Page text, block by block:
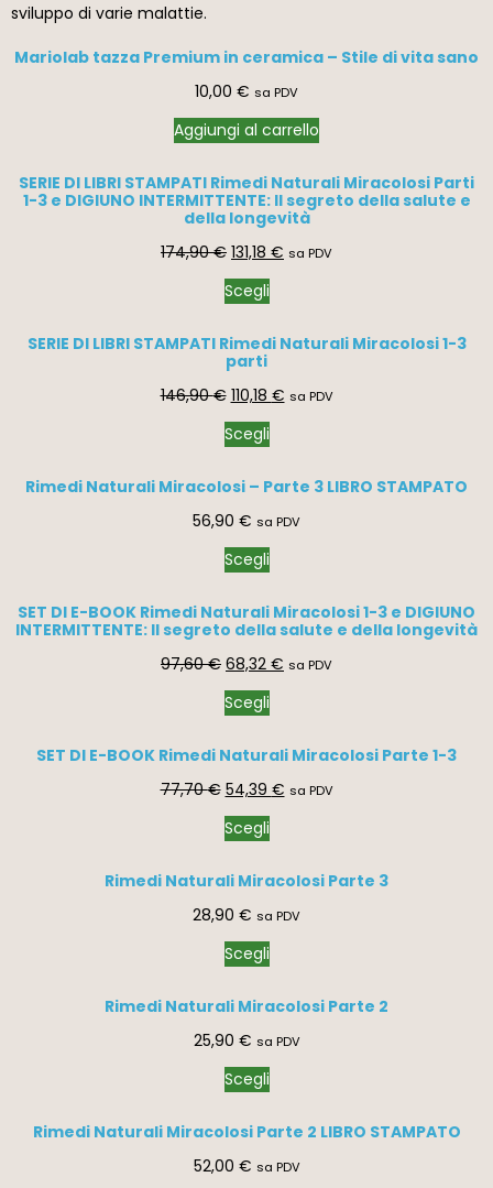
sviluppo di varie malattie.
Mariolab tazza Premium in ceramica – Stile di vita sano
10,00 € sa PDV
Aggiungi al carrello
SERIE DI LIBRI STAMPATI Rimedi Naturali Miracolosi Parti
1-3 e DIGIUNO INTERMITTENTE: Il segreto della salute e
della longevità
174,90€ 131,18 € sa PDV
Scegli
SERIE DI LIBRI STAMPATI Rimedi Naturali Miracolosi 1-3
parti
146,90€ 110,18 € sa PDV
Scegli
Rimedi Naturali Miracolosi – Parte 3 LIBRO STAMPATO
56,90 € sa PDV
Scegli
SET DI E-BOOK Rimedi Naturali Miracolosi 1-3 e DIGIUNO
INTERMITTENTE: Il segreto della salute e della longevità
97,60€ 68,32 € sa PDV
Scegli
SET DI E-BOOK Rimedi Naturali Miracolosi Parte 1-3
77,70€ 54,39 € sa PDV
Scegli
Rimedi Naturali Miracolosi Parte 3
28,90 € sa PDV
Scegli
Rimedi Naturali Miracolosi Parte 2
25,90 € sa PDV
Scegli
Rimedi Naturali Miracolosi Parte 2 LIBRO STAMPATO
52,00 € sa PDV